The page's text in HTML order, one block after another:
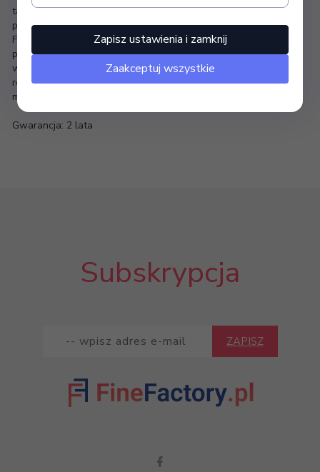
tapicerką z eco skóry. Fotel wyposażony jest w rokli masujęce
plecy strowane pilotem oraz regulację pochylenia oparcia.
Fotel Spa Azzurro 101 został wyposażony w "szufladę", która
pozwala na umieszczenie miski do pedicure. Dla ułatwienia
wykonywania zabiegu pedicure fotel został wyposażony w
regulowany podnóżek. Tego typu fotel to nie tylko stylowy
mebel, ale także bardzo komfortowe miejsce pracy.
Gwarancja: 2 lata
Subskrypcja
ZAPISZ
Zapisz ustawienia i zamknij
Zaakceptuj wszystkie